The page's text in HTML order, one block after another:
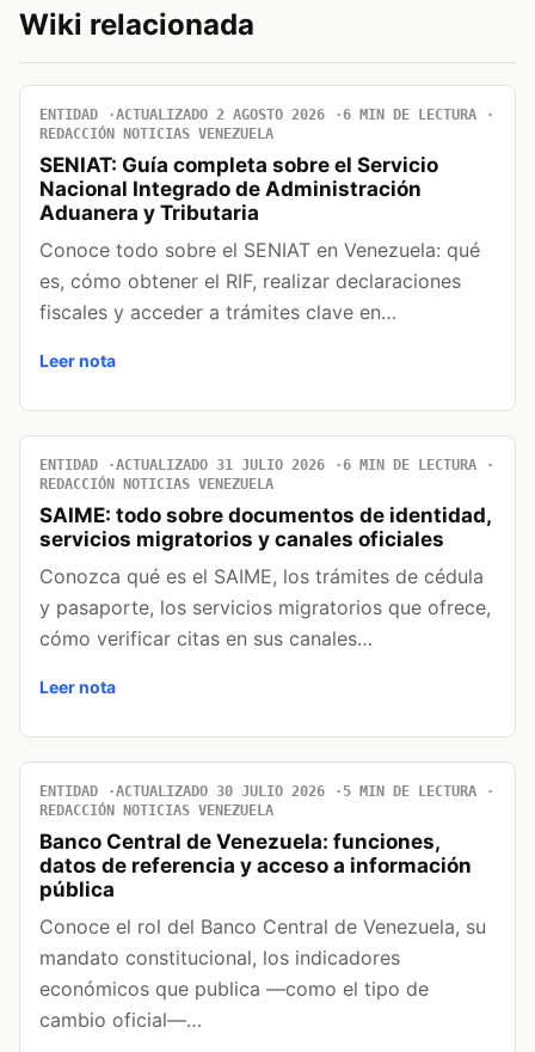
Wiki relacionada
ENTIDAD ACTUALIZADO 2 AGOSTO 2026
6 MIN DE LECTURA
REDACCIÓN NOTICIAS VENEZUELA
SENIAT: Guía completa sobre el Servicio
Nacional Integrado de Administración
Aduanera y Tributaria
Conoce todo sobre el SENIAT en Venezuela: qué
es, cómo obtener el RIF, realizar declaraciones
fiscales y acceder a trámites clave en…
Leer nota
ENTIDAD ACTUALIZADO 31 JULIO 2026
6 MIN DE LECTURA
REDACCIÓN NOTICIAS VENEZUELA
SAIME: todo sobre documentos de identidad,
servicios migratorios y canales oficiales
Conozca qué es el SAIME, los trámites de cédula
y pasaporte, los servicios migratorios que ofrece,
cómo verificar citas en sus canales…
Leer nota
ENTIDAD ACTUALIZADO 30 JULIO 2026
5 MIN DE LECTURA
REDACCIÓN NOTICIAS VENEZUELA
Banco Central de Venezuela: funciones,
datos de referencia y acceso a información
pública
Conoce el rol del Banco Central de Venezuela, su
mandato constitucional, los indicadores
económicos que publica —como el tipo de
cambio oficial—…